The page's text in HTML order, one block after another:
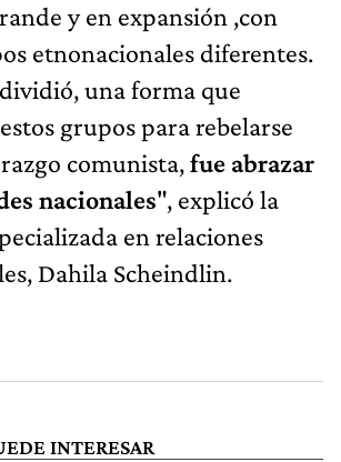
y en expansión ,con
etnonacionales diferentes.
una forma que
grupos para rebelarse
comunista,fue abrazar
nacionales", explicó la
en relaciones
Dahila Scheindlin.
INTERESAR